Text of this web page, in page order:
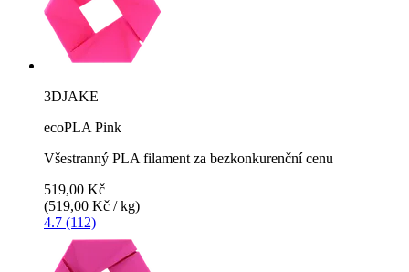
3DJAKE
ecoPLA Pink
Všestranný PLA filament za bezkonkurenční cenu
519,00 Kč
(519,00 Kč / kg)
4.7 (112)